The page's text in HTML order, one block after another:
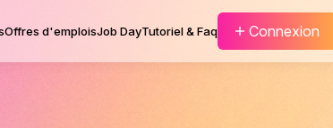
Offres d'emploisJob DayTutoriel & Faq Connexion